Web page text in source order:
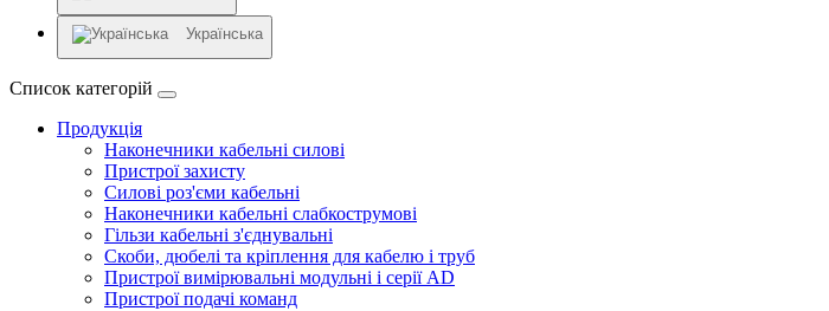
Українська
Список категорій
Продукція
Наконечники кабельні силові
Пристрої захисту
Силові роз'єми кабельні
Наконечники кабельні слабкострумові
Гільзи кабельні з'єднувальні
Скоби, дюбелі та кріплення для кабелю і труб
Пристрої вимірювальні модульні і серії AD
Пристрої подачі команд